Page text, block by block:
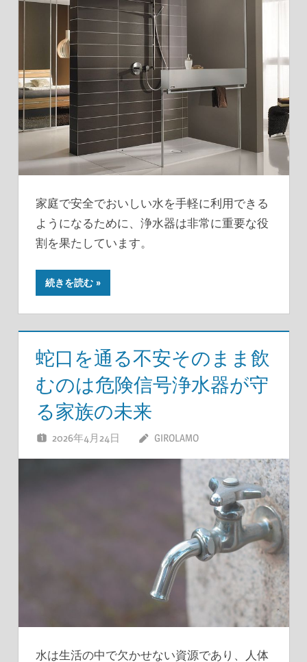
家庭で安全でおいしい水を手軽に利用できる
ようになるために、浄水器は非常に重要な役
割を果たしています。
続きを読む
蛇口を通る不安そのまま飲
むのは危険信号浄水器が守
る家族の未来
2026年4月24日 GIROLAMO
水は生活の中で欠かせない資源であり、人体